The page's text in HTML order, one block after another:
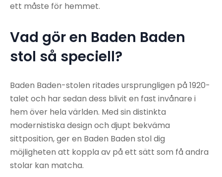
ett måste för hemmet.
Vad gör en Baden Baden
stol så speciell?
Baden Baden-stolen ritades ursprungligen på 1920-
talet och har sedan dess blivit en fast invånare i
hem över hela världen. Med sin distinkta
modernistiska design och djupt bekväma
sittposition, ger en Baden Baden stol dig
möjligheten att koppla av på ett sätt som få andra
stolar kan matcha.